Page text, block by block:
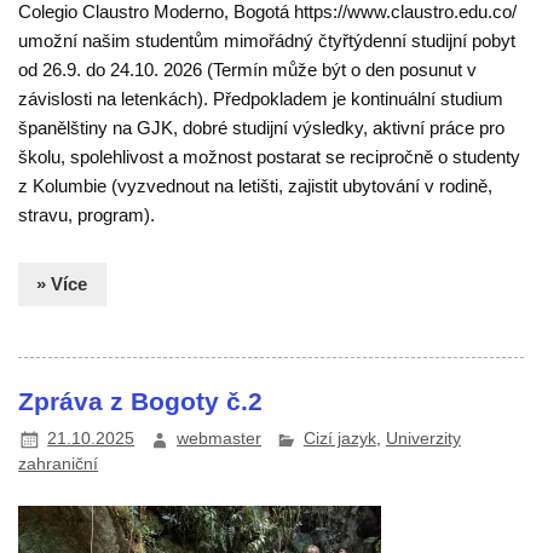
Colegio Claustro Moderno, Bogotá https://www.claustro.edu.co/
umožní našim studentům mimořádný čtyřtýdenní studijní pobyt
od 26.9. do 24.10. 2026 (Termín může být o den posunut v
závislosti na letenkách). Předpokladem je kontinuální studium
španělštiny na GJK, dobré studijní výsledky, aktivní práce pro
školu, spolehlivost a možnost postarat se recipročně o studenty
z Kolumbie (vyzvednout na letišti, zajistit ubytování v rodině,
stravu, program).
» Více
Zpráva z Bogoty č.2
21.10.2025 webmaster Cizí jazyk, Univerzity
zahraniční